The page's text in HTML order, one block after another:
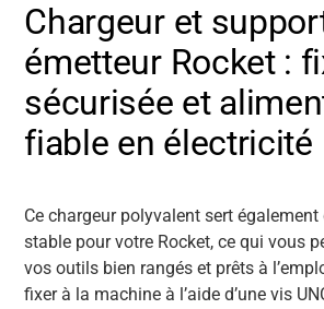
Chargeur et
émetteur Rocket :
sécurisée et
fiable en électricité
Ce chargeur polyvalent sert
stable pour votre Rocket, ce qui vous
vos outils bien rangés et prêts à
fixer à la machine à l’aide d’une vis